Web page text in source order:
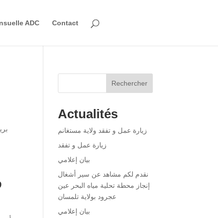
ADC Contact
Rechercher
Actualités
زيارة عمل و تفقد ولاية مستغانم
زيارة عمل و تفقد
بيان إعلامي
نقدم لكم مشاهد عن سير أشغال
إنجاز محطة تحلية مياه البحر عين
عجرود بولاية تلمسان
بيان إعلامي